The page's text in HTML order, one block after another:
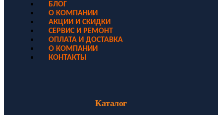
БЛОГ
О КОМПАНИИ
АКЦИИ И СКИДКИ
СЕРВИС И РЕМОНТ
ОПЛАТА И ДОСТАВКА
О КОМПАНИИ
КОНТАКТЫ
Каталог